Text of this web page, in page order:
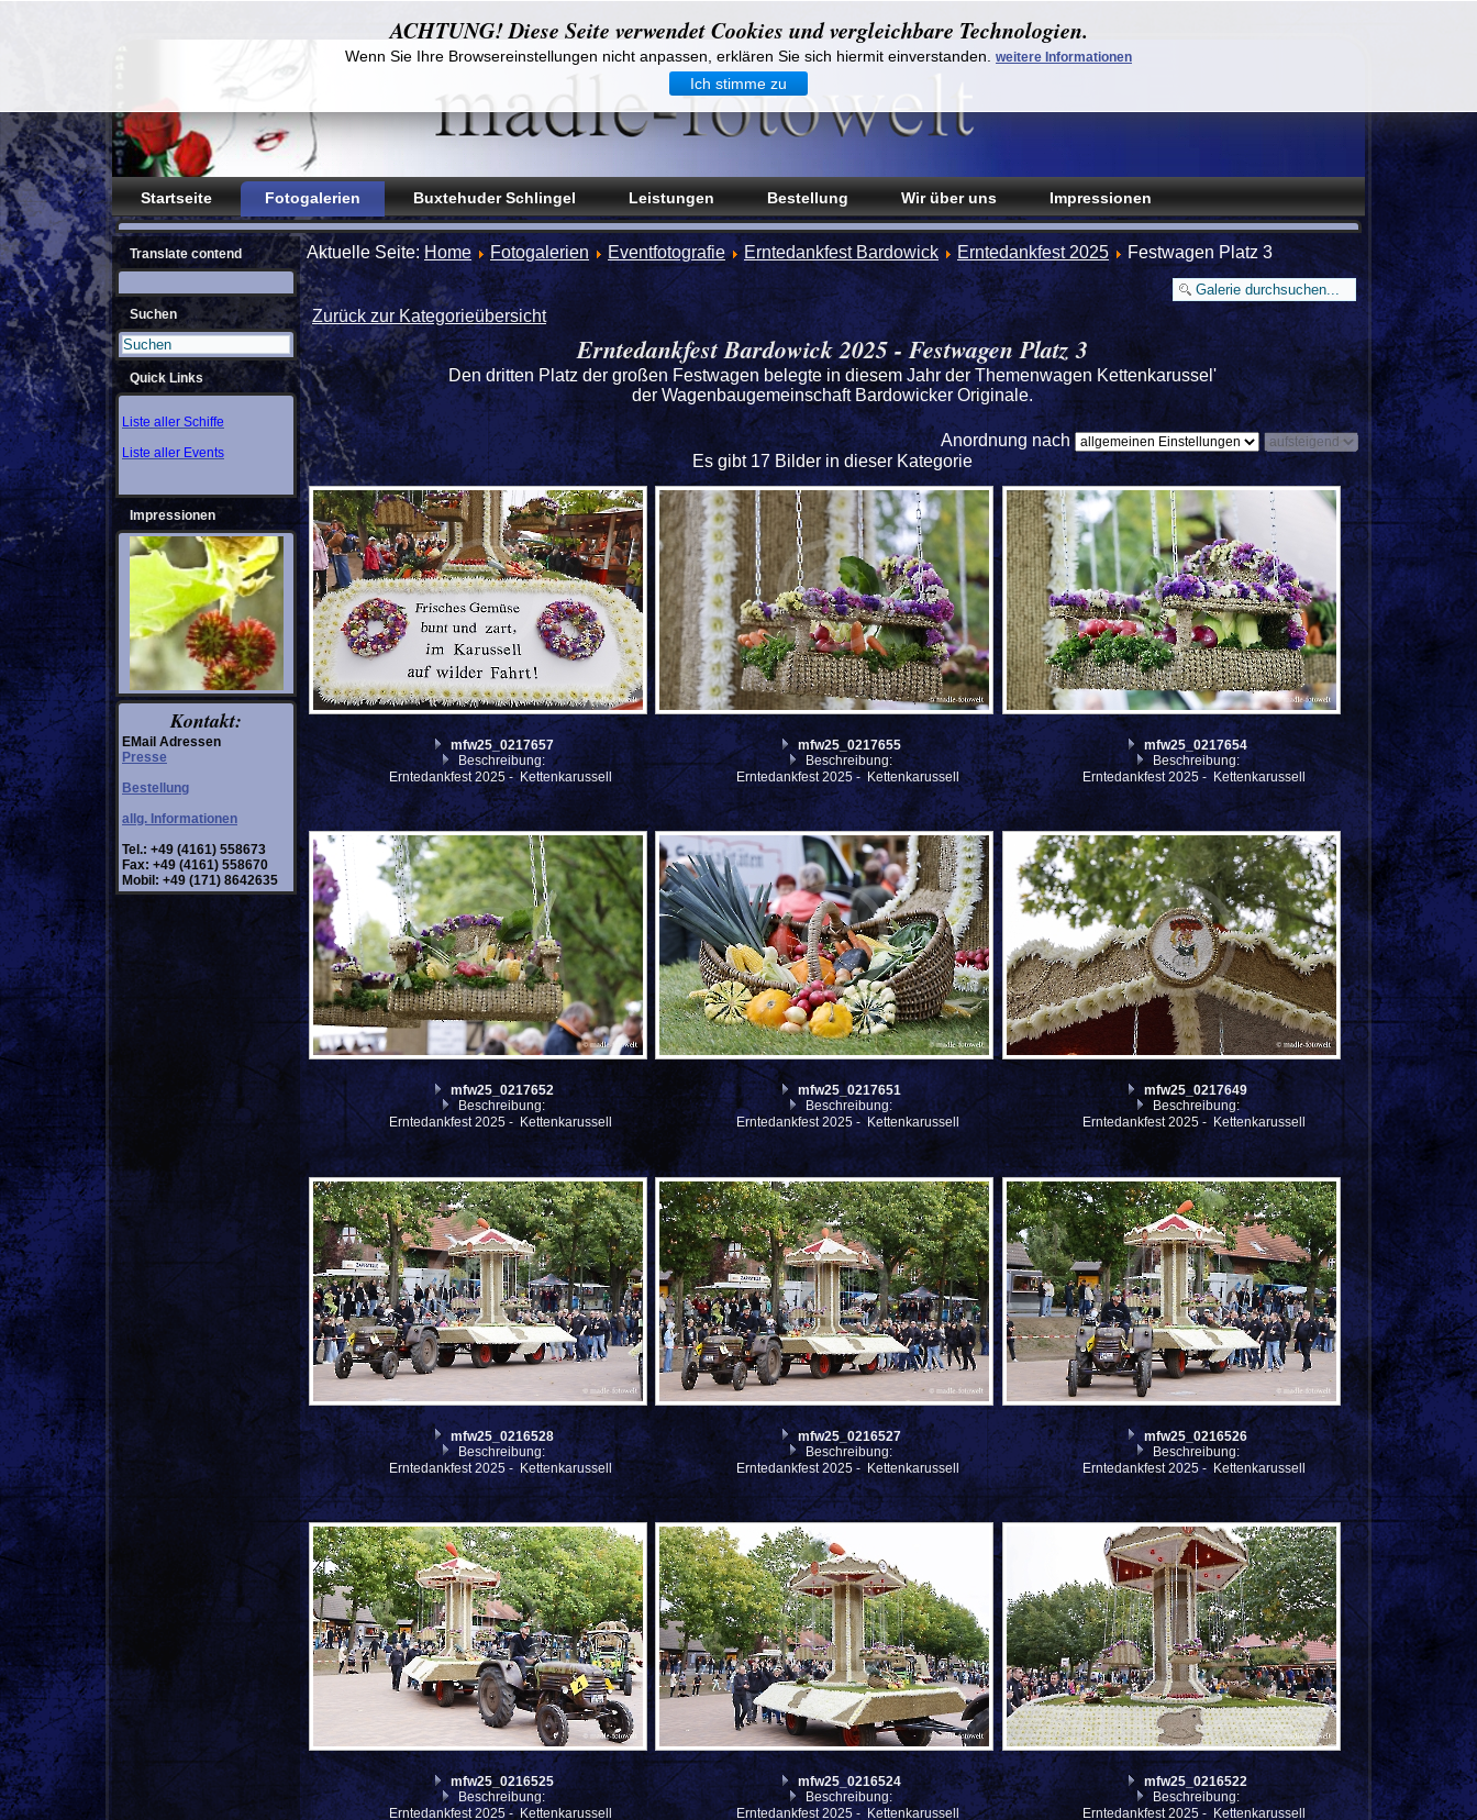
Startseite Fotogalerien Buxtehuder Schlingel Leistungen Bestellung Wir über uns Impressionen
ACHTUNG! Diese Seite verwendet Cookies und vergleichbare Technologien.
Wenn Sie Ihre Browsereinstellungen nicht anpassen, erklären Sie sich hiermit einverstanden. weitere Informationen
Ich stimme zu
Translate contend
Suchen
Quick Links
Liste aller Schiffe
Liste aller Events
Impressionen
Kontakt:
EMail Adressen
Presse
Bestellung
allg. Informationen
Tel.: +49 (4161) 558673
Fax: +49 (4161) 558670
Mobil: +49 (171) 8642635
Aktuelle Seite: Home Fotogalerien Eventfotografie Erntedankfest Bardowick Erntedankfest 2025 Festwagen Platz 3
Zurück zur Kategorieübersicht
Erntedankfest Bardowick 2025 - Festwagen Platz 3
Den dritten Platz der großen Festwagen belegte in diesem Jahr der Themenwagen Kettenkarussel'
der Wagenbaugemeinschaft Bardowicker Originale.
Anordnung nach
Es gibt 17 Bilder in dieser Kategorie
mfw25_0217657
Beschreibung:
Erntedankfest 2025 - Kettenkarussell
mfw25_0217655
Beschreibung:
Erntedankfest 2025 - Kettenkarussell
mfw25_0217654
Beschreibung:
Erntedankfest 2025 - Kettenkarussell
mfw25_0217652
Beschreibung:
Erntedankfest 2025 - Kettenkarussell
mfw25_0217651
Beschreibung:
Erntedankfest 2025 - Kettenkarussell
mfw25_0217649
Beschreibung:
Erntedankfest 2025 - Kettenkarussell
mfw25_0216528
Beschreibung:
Erntedankfest 2025 - Kettenkarussell
mfw25_0216527
Beschreibung:
Erntedankfest 2025 - Kettenkarussell
mfw25_0216526
Beschreibung:
Erntedankfest 2025 - Kettenkarussell
mfw25_0216525
Beschreibung:
Erntedankfest 2025 - Kettenkarussell
mfw25_0216524
Beschreibung:
Erntedankfest 2025 - Kettenkarussell
mfw25_0216522
Beschreibung:
Erntedankfest 2025 - Kettenkarussell